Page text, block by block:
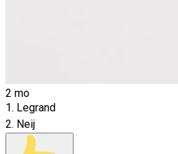
2 mo
1. Legrand
2. Neij